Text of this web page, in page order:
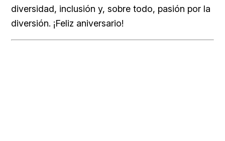
diversidad, inclusión y, sobre todo, pasión por la
diversión. ¡Feliz aniversario!